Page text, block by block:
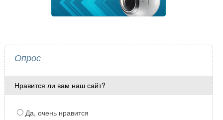
Опрос
Нравится ли вам наш сайт?
Да, очень нравится